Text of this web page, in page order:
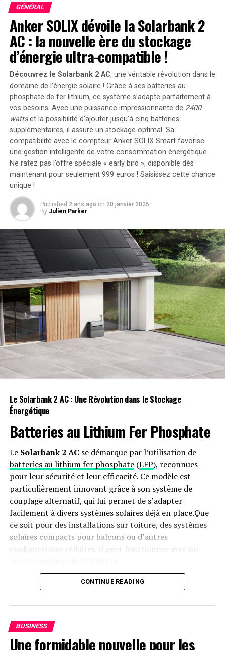
Ariel Helwani, un journaliste vétéran du MMA, a suggéré
que le meilleur scénario serait que le résultat soit
modifié en no contest. Cependant, il a également noté
que cela pourrait être trop tard, étant donné que
l’incident remonte à près de 15 ans. Helwani a tweeté :
« Il est important de noter que Jon Jones peut faire
appel de sa défaite de 2009 contre Matt Hamill pour la
faire annuler en no contest (et non en victoire), mais
cela pourrait être trop tard. »
Préparations pour le Retour de Jones
En attendant que cette procédure soit examinée, Jones
continue de se préparer pour son retour sur le ring. Il
n’a pas combattu depuis sa victoire par soumission
contre Ciryl Gane en mars 2023, mais un affrontement
avec Stipe Miocic est prévu plus tard cette année.
L’UFC 309, qui se tiendra le 9 novembre, pourrait être le
cadre de ce combat tant attendu. Le vainqueur de ce
duel pourrait ensuite affronter le gagnant du co-main
event de l’UFC 304 entre le champion intérimaire Tom
Aspinall et Curtis Blaydes.
RELATED TOPICS: CHANGEMENT DE RÈGLE
DANA WHITE
DÉFAITE
JON JONES
UP NEXT
Un Marché du Travail au Ralenti : L’IA S’invite dans la
Comédie et Bien Plus Encore !
DON'T MISS
Rappel de fromage Saint-Jérôme : Détection de Listeria
lors des tests !
GÉNÉRAL
Anker SOLIX dévoile la Solarbank 2
AC : la nouvelle ère du stockage
d’énergie ultra-compatible !
Découvrez le Solarbank 2 AC, une véritable révolution dans le
domaine de l’énergie solaire ! Grâce à ses batteries au
phosphate de fer lithium, ce système s’adapte parfaitement à
vos besoins. Avec une puissance impressionnante de 2400
wattset la possibilité d’ajouter jusqu’à cinq batteries
supplémentaires, il assure un stockage optimal. Sa
compatibilité avec le compteur Anker SOLIX Smart favorise
une gestion intelligente de votre consommation énergétique.
Ne ratez pas l’offre spéciale « early bird », disponible dès
maintenant pour seulement 999 euros ! Saisissez cette chance
unique !
Published 2 ans ago on 20 janvier 2025
By Julien Parker
Le Solarbank 2 AC : Une Révolution dans le Stockage
Énergétique
Batteries au Lithium Fer Phosphate
Le Solarbank 2 AC se démarque par l’utilisation de
batteries au lithium fer phosphate(LFP), reconnues
pour leur sécurité et leur efficacité. Ce modèle est
particulièrement innovant grâce à son système de
couplage alternatif, qui lui permet de s’adapter
facilement à divers systèmes solaires déjà en place.Que
ce soit pour des installations sur toiture, des systèmes
solaires compacts pour balcons ou d’autres
configurations réduites, il peut fonctionner avec un
Capacité et flexibilité Énergétique
Avec une capacité maximale d’injection dans le réseau
domestique atteignant 1200 watts,le Solarbank 2 AC
peut être associé à deux régulateurs solaires MPPT. Cela
ouvre la possibilité d’ajouter jusqu’à 1200 watts
CONTINUE READING
BUSINESS
Une formidable nouvelle pour les